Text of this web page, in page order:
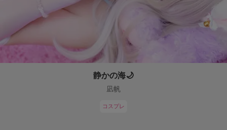
静かの海🌙
凪帆
コスプレ